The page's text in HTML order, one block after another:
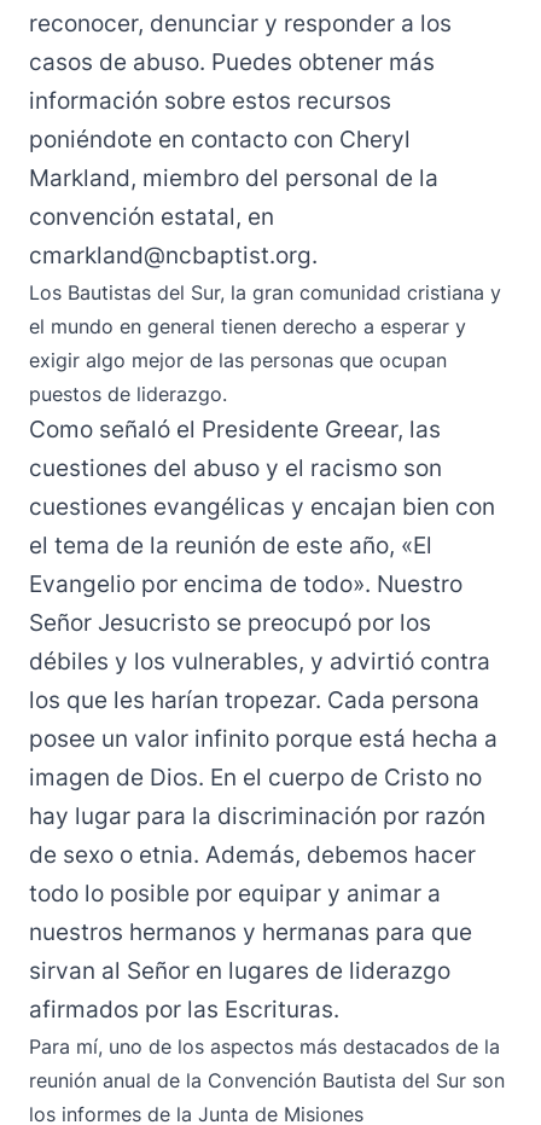
reconocer, denunciar y responder a los
casos de abuso. Puedes obtener más
información sobre estos recursos
poniéndote en contacto con Cheryl
Markland, miembro del personal de la
convención estatal, en
cmarkland@ncbaptist.org.
Los Bautistas del Sur, la gran comunidad cristiana y
el mundo en general tienen derecho a esperar y
exigir algo mejor de las personas que ocupan
puestos de liderazgo.
Como señaló el Presidente Greear, las
cuestiones del abuso y el racismo son
cuestiones evangélicas y encajan bien con
el tema de la reunión de este año, «El
Evangelio por encima de todo». Nuestro
Señor Jesucristo se preocupó por los
débiles y los vulnerables, y advirtió contra
los que les harían tropezar. Cada persona
posee un valor infinito porque está hecha a
imagen de Dios. En el cuerpo de Cristo no
hay lugar para la discriminación por razón
de sexo o etnia. Además, debemos hacer
todo lo posible por equipar y animar a
nuestros hermanos y hermanas para que
sirvan al Señor en lugares de liderazgo
afirmados por las Escrituras.
Para mí, uno de los aspectos más destacados de la
reunión anual de la Convención Bautista del Sur son
los informes de la Junta de Misiones